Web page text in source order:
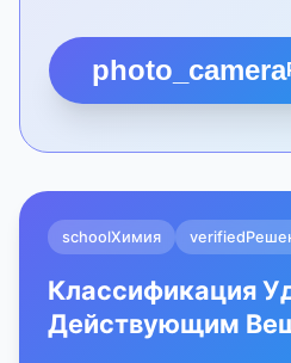
photo_camera
schoolХимия verified
Классификация
Действующим